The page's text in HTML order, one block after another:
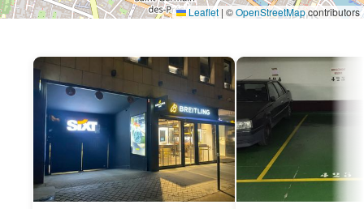
P
P
Leaflet | ©OpenStreetMapcontributors